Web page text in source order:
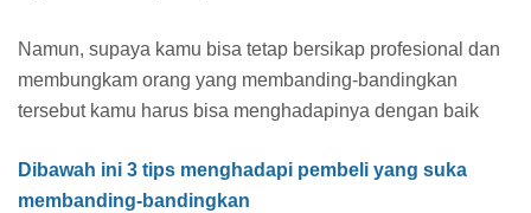
Namun, supaya kamu bisa tetap bersikap profesional dan
membungkam orang yang membanding-bandingkan
tersebut kamu harus bisa menghadapinya dengan baik
Dibawah ini 3 tips menghadapi pembeli yang suka
membanding-bandingkan